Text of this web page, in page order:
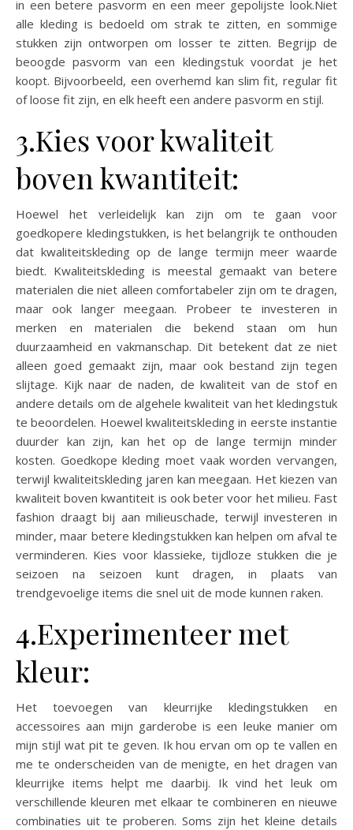
in een betere pasvorm en een meer gepolijste look.Niet
alle kleding is bedoeld om strak te zitten, en sommige
stukken zijn ontworpen om losser te zitten. Begrijp de
beoogde pasvorm van een kledingstuk voordat je het
koopt. Bijvoorbeeld, een overhemd kan slim fit, regular fit
of loose fit zijn, en elk heeft een andere pasvorm en stijl.
3.Kies voor kwaliteit
boven kwantiteit:
Hoewel het verleidelijk kan zijn om te gaan voor
goedkopere kledingstukken, is het belangrijk te onthouden
dat kwaliteitskleding op de lange termijn meer waarde
biedt. Kwaliteitskleding is meestal gemaakt van betere
materialen die niet alleen comfortabeler zijn om te dragen,
maar ook langer meegaan. Probeer te investeren in
merken en materialen die bekend staan om hun
duurzaamheid en vakmanschap. Dit betekent dat ze niet
alleen goed gemaakt zijn, maar ook bestand zijn tegen
slijtage. Kijk naar de naden, de kwaliteit van de stof en
andere details om de algehele kwaliteit van het kledingstuk
te beoordelen. Hoewel kwaliteitskleding in eerste instantie
duurder kan zijn, kan het op de lange termijn minder
kosten. Goedkope kleding moet vaak worden vervangen,
terwijl kwaliteitskleding jaren kan meegaan. Het kiezen van
kwaliteit boven kwantiteit is ook beter voor het milieu. Fast
fashion draagt bij aan milieuschade, terwijl investeren in
minder, maar betere kledingstukken kan helpen om afval te
verminderen. Kies voor klassieke, tijdloze stukken die je
seizoen na seizoen kunt dragen, in plaats van
trendgevoelige items die snel uit de mode kunnen raken.
4.Experimenteer met
kleur:
Het toevoegen van kleurrijke kledingstukken en
accessoires aan mijn garderobe is een leuke manier om
mijn stijl wat pit te geven. Ik hou ervan om op te vallen en
me te onderscheiden van de menigte, en het dragen van
kleurrijke items helpt me daarbij. Ik vind het leuk om
verschillende kleuren met elkaar te combineren en nieuwe
combinaties uit te proberen. Soms zijn het kleine details